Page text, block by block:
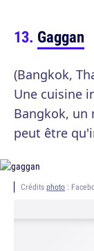
Gaggan
(Bangkok,
Une cuisine
Bangkok, un
peut être
Crédits photo :